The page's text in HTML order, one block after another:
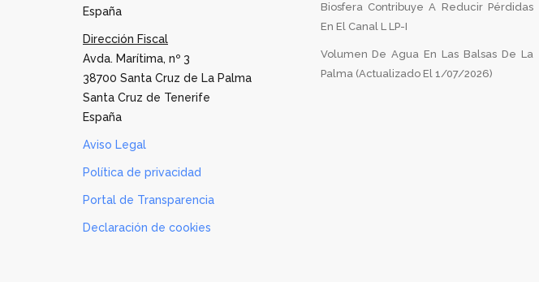
España
Dirección Fiscal
Avda. Marítima, nº 3
38700 Santa Cruz de La Palma
Santa Cruz de Tenerife
España
Aviso Legal
Política de privacidad
Portal de Transparencia
Declaración de cookies
Biosfera Contribuye A Reducir Pérdidas
En El Canal L LP-I
Volumen De Agua En Las Balsas De La
Palma (Actualizado El 1/07/2026)